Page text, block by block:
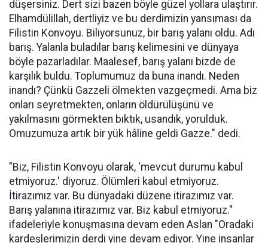
düşersiniz. Dert sizi bazen böyle güzel yollara ulaştırır.
Elhamdülillah, dertliyiz ve bu derdimizin yansıması da
Filistin Konvoyu. Biliyorsunuz, bir barış yalanı oldu. Adı
barış. Yalanla buladılar barış kelimesini ve dünyaya
böyle pazarladılar. Maalesef, barış yalanı bizde de
karşılık buldu. Toplumumuz da buna inandı. Neden
inandı? Çünkü Gazzeli ölmekten vazgeçmedi. Ama biz
onları seyretmekten, onların öldürülüşünü ve
yakılmasını görmekten bıktık, usandık, yorulduk.
Omuzumuza artık bir yük hâline geldi Gazze." dedi.
"Biz, Filistin Konvoyu olarak, 'mevcut durumu kabul
etmiyoruz.' diyoruz. Ölümleri kabul etmiyoruz.
İtirazımız var. Bu dünyadaki düzene itirazımız var.
Barış yalanına itirazımız var. Biz kabul etmiyoruz."
ifadeleriyle konuşmasına devam eden Aslan "Oradaki
kardeşlerimizin derdi yine devam ediyor. Yine insanlar